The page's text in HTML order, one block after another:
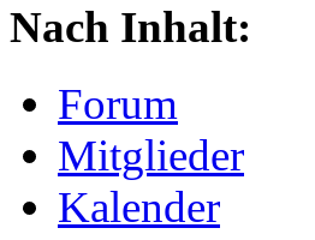
Nach Inhalt:
Forum
Mitglieder
Kalender